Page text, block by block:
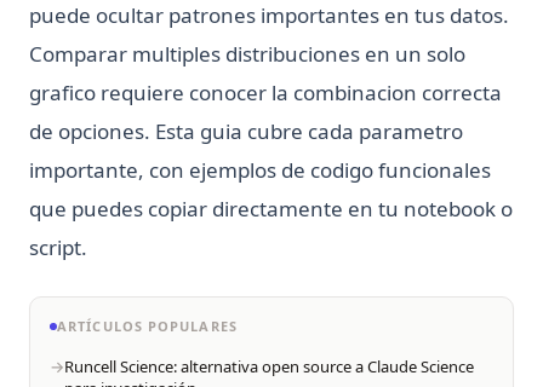
puede ocultar patrones importantes en tus datos.
Comparar multiples distribuciones en un solo
grafico requiere conocer la combinacion correcta
de opciones. Esta guia cubre cada parametro
importante, con ejemplos de codigo funcionales
que puedes copiar directamente en tu notebook o
script.
ARTÍCULOS POPULARES
Runcell Science: alternativa open source a Claude Science